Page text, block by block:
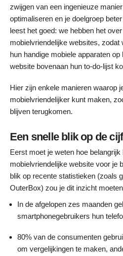
zwijgen van een ingenieuze
optimaliseren en je doelgroep
leest het goed: we hebben het
mobielvriendelijke websites, zodat
hun handige mobiele apparaten
website bovenaan hun to-do-lijst
Hier zijn enkele manieren waarop
mobielvriendelijker kunt maken,
blijven terugkomen.
Een snelle blik op de
Eerst moet je weten hoe
mobielvriendelijke website voor je
blik op recente statistieken (zoals
OuterBox) zou je dit inzicht
In de afgelopen zes maanden
smartphonegebruikers hun
80% van de consumenten
om vergelijkingen te maken,